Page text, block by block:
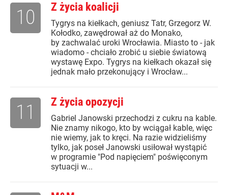
Z życia koalicji
Tygrys na kiełkach, geniusz Tatr, Grzegorz W.
Kołodko, zawędrował aż do Monako,
by zachwalać uroki Wrocławia. Miasto to - jak
wiadomo - chciało zrobić u siebie światową
wystawę Expo. Tygrys na kiełkach okazał się
jednak mało przekonujący i Wrocław...
10
Z życia opozycji
Gabriel Janowski przechodzi z cukru na kable.
Nie znamy nikogo, kto by wciągał kable, więc
nie wiemy, jak to kręci. Na razie widzieliśmy
tylko, jak poseł Janowski usiłował wystąpić
w programie "Pod napięciem" poświęconym
sytuacji w...
11